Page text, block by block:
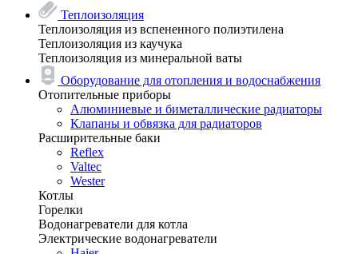
Теплоизоляция
Теплоизоляция из вспененного полиэтилена
Теплоизоляция из каучука
Теплоизоляция из минеральной ваты
Оборудование для отопления и водоснабжения
Отопительные приборы
Алюминиевые и биметаллические радиаторы
Клапаны и обвязка для радиаторов
Расширительные баки
Reflex
Valtec
Wester
Котлы
Горелки
Водонагреватели для котла
Электрические водонагреватели